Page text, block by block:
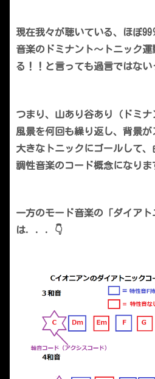
現在我々が聴いている、ほぼ
音楽のドミナント～トニック
る！！と言っても過言ではない
つまり、山あり谷あり（ドミ
風景を何回も繰り返し、背景
大きなトニックにゴールして
調性音楽のコード概念になりま
一方のモード音楽の「ダイア
は．．．👇